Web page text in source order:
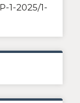
1-2025/1-